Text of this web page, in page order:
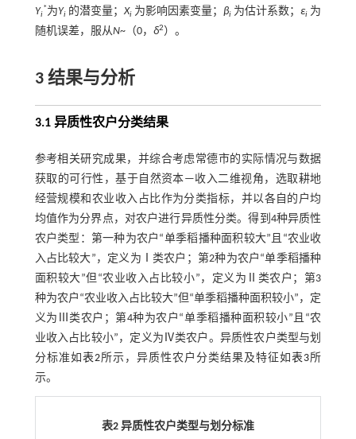
Yi
*为Yi的潜变量；Xi为影响因素变量；βi 为估计系数；εi 为
随机误差，服从N~（0， δ2）。
3 结果与分析
3.1 异质性农户分类结果
参考相关研究成果，并综合考虑常德市的实际情况与数据
获取的可行性，基于自然资本—收入二维视角，选取耕地
经营规模和农业收入占比作为分类指标，并以各自的户均
均值作为分界点，对农户进行异质性分类。得到4种异质性
农户类型：第一种为农户“单季稻播种面积较大”且“农业收
入占比较大”，定义为Ⅰ类农户；第2种为农户“单季稻播种
面积较大”但“农业收入占比较小”，定义为Ⅱ类农户；第3
种为农户“农业收入占比较大”但“单季稻播种面积较小”，定
义为Ⅲ类农户；第4种为农户“单季稻播种面积较小”且“农
业收入占比较小”，定义为Ⅳ类农户。异质性农户类型与划
分标准如 表2所示，异质性农户分类结果及特征如表3所
示。
表2 异质性农户类型与划分标准